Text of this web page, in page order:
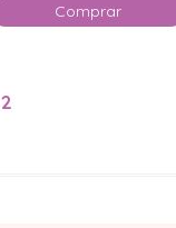
Comprar
2